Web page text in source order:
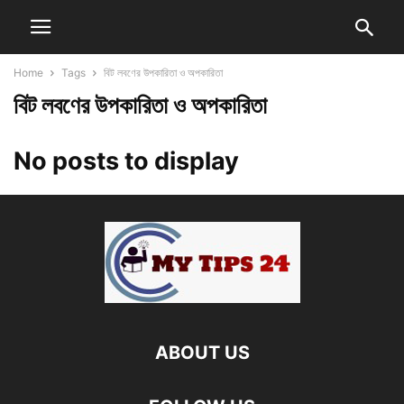
Home Tags বিট লবণের উপকারিতা ও অপকারিতা
বিট লবণের উপকারিতা ও অপকারিতা
No posts to display
ABOUT US